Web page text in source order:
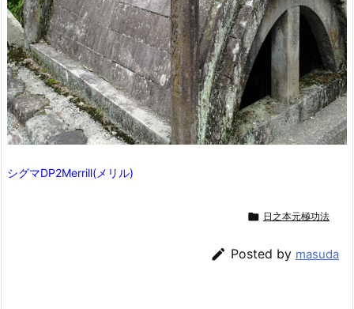
シグマDP2Merrill(メリル)
 日之本元極功法
 Posted by masuda